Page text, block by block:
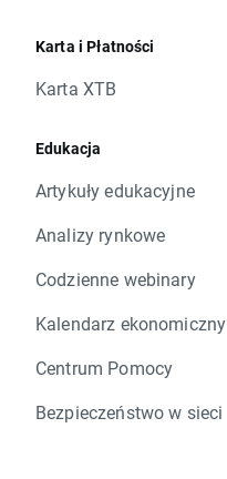
Karta i Płatności
Karta XTB
Edukacja
Artykuły edukacyjne
Analizy rynkowe
Codzienne webinary
Kalendarz ekonomiczny
Centrum Pomocy
Bezpieczeństwo w sieci